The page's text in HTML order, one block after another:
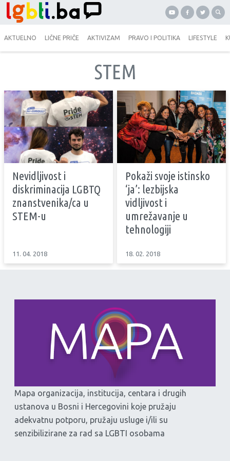
AKTUELNO LIČNE PRIČE AKTIVIZAM PRAVO I POLITIKA LIFESTYLE
STEM
Nevidljivost i
diskriminacija LGBTQ
znanstvenika/ca u
STEM-u
11. 04. 2018
Pokaži svoje istinsko
‘ja’: lezbijska
vidljivost i
umrežavanje u
tehnologiji
18. 02. 2018
Mapa organizacija, institucija, centara i drugih
ustanova u Bosni i Hercegovini koje pružaju
adekvatnu potporu, pružaju usluge i/ili su
senzibilizirane za rad sa LGBTI osobama